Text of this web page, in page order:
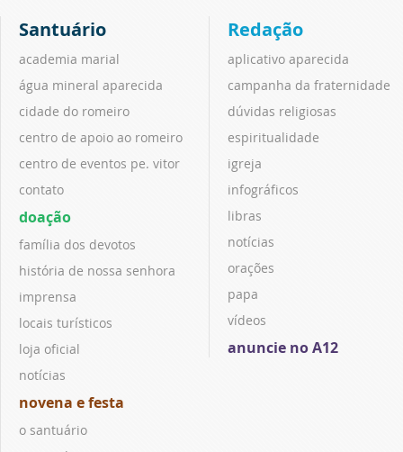
Santuário
academia marial
água mineral aparecida
cidade do romeiro
centro de apoio ao romeiro
centro de eventos pe. vitor
contato
doação
família dos devotos
história de nossa senhora
imprensa
locais turísticos
loja oficial
notícias
novena e festa
o santuário
Redação
aplicativo aparecida
campanha da fraternidade
dúvidas religiosas
espiritualidade
igreja
infográficos
libras
notícias
orações
papa
vídeos
anuncie no A12